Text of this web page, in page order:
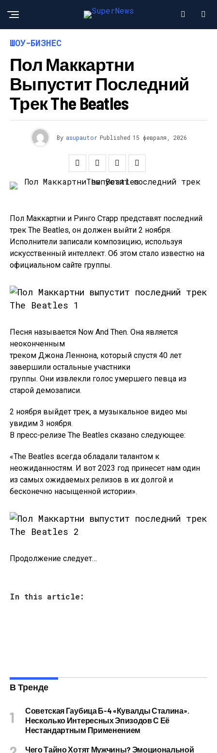
ШОУ-БИЗНЕС
Пол Маккартни
Выпустит Последний
Трек The Beatles
By asupautor Published 15 февраля, 2026
Пол Маккартни и Ринго Старр представят последний
трек The Beatles, он должен выйти 2 ноября.
Исполнители записали композицию, используя
искусственный интеллект. Об этом стало известно на
официальном сайте группы.
Песня называется Now And Then. Она является
неоконченным
треком Джона Леннона, который спустя 40 лет
завершили остальные участники
группы. Они извлекли голос умершего певца из
старой демозаписи.
2 ноября выйдет трек, а музыкальное видео мы
увидим 3 ноября.
В пресс-релизе The Beatles сказано следующее:
«The Beatles всегда обладали талантом к
неожиданностям. И вот 2023 год принесет нам один
из самых ожидаемых релизов в их долгой и
бесконечно насыщенной истории».
Продолжение следует…
In this article:
В Тренде
Советская Гаубица Б-4 «Кувалды Сталина».
Несколько Интересных Эпизодов С Её
Нестандартным Применением
Чего Тайно Хотят Мужчины? Эмоциональной